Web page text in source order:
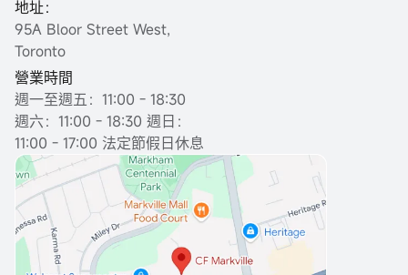
地址：
95A Bloor Street West,
Toronto
營業時間
週一至週五：11:00 - 18:30
週六：11:00 - 18:30 週日：
11:00 - 17:00 法定節假日休息